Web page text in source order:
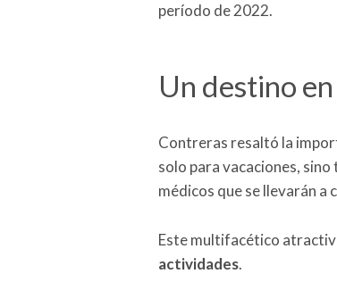
período de 2022.
Un destino
Contreras resaltó la
solo para vacaciones,
médicos que se llevarán a
Este multifacético
actividades.